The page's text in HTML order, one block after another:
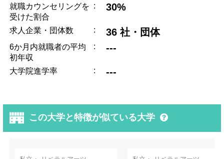
就職カウンセリングを
受けた割合
: 30%
求人企業・団体数 : 36 社・団体
6か月内就職者の平均
初年収
: ---
大学院進学率 : ---
この大学と特徴が似ている大学